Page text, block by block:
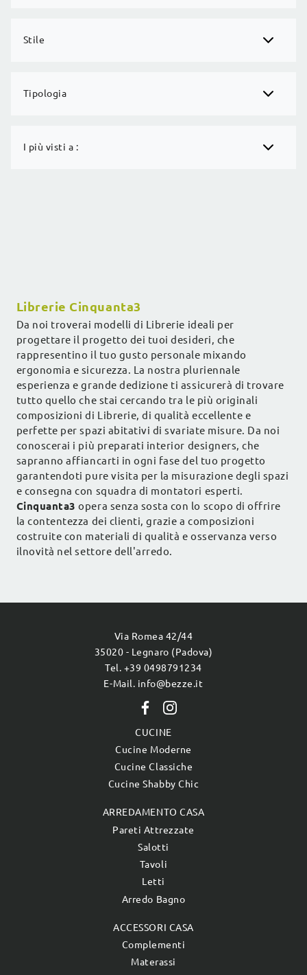
Stile
Tipologia
I più visti a :
Librerie Cinquanta3
Da noi troverai modelli di Librerie ideali per
progettare il progetto dei tuoi desideri, che
rappresentino il tuo gusto personale mixando
ergonomia e sicurezza. La nostra pluriennale
esperienza e grande dedizione ti assicurerà di trovare
tutto quello che stai cercando tra le più originali
composizioni di Librerie, di qualità eccellente e
perfette per spazi abitativi di svariate misure. Da noi
conoscerai i più preparati interior designers, che
sapranno affiancarti in ogni fase del tuo progetto
garantendoti pure visita per la misurazione degli spazi
e consegna con squadra di montatori esperti.
Cinquanta3 opera senza sosta con lo scopo di offrire
la contentezza dei clienti, grazie a composizioni
costruite con materiali di qualità e osservanza verso
ilnovità nel settore dell'arredo.
Via Romea 42/44
35020 - Legnaro (Padova)
Tel. +39 0498791234
E-Mail. info@bezze.it
CUCINE
Cucine Moderne
Cucine Classiche
Cucine Shabby Chic
ARREDAMENTO CASA
Pareti Attrezzate
Salotti
Tavoli
Letti
Arredo Bagno
ACCESSORI CASA
Complementi
Materassi